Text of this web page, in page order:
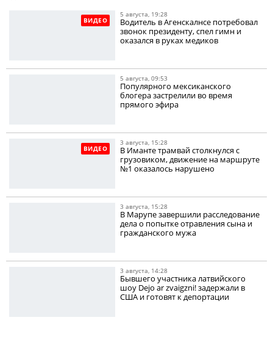
ВИДЕО
5 августа, 19:28
Водитель в Агенскалнсе потребовал
звонок президенту, спел гимн и
оказался в руках медиков
5 августа, 09:53
Популярного мексиканского
блогера застрелили во время
прямого эфира
ВИДЕО
3 августа, 15:28
В Иманте трамвай столкнулся с
грузовиком, движение на маршруте
№1 оказалось нарушено
3 августа, 15:28
В Марупе завершили расследование
дела о попытке отравления сына и
гражданского мужа
3 августа, 14:28
Бывшего участника латвийского
шоу Dejo ar zvaigzni! задержали в
США и готовят к депортации